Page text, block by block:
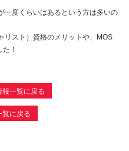
一度くらいはあるという方は多いの
リスト）資格のメリットや、MOS
！
報一覧に戻る
覧に戻る